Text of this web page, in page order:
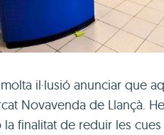
il·lusió anunciar que
Novavenda de Llançà.
la finalitat de reduir les